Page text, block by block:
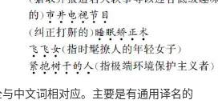
中文词相对应。主要是有通用译名的